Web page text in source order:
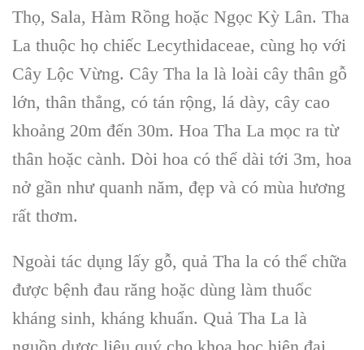
Thọ, Sala, Hàm Rồng hoặc Ngọc Kỳ Lân. Tha
La thuộc họ chiếc Lecythidaceae, cùng họ với
Cây Lộc Vừng. Cây Tha la là loài cây thân gỗ
lớn, thân thẳng, có tán rộng, lá dày, cây cao
khoảng 20m đến 30m. Hoa Tha La mọc ra từ
thân hoặc cành. Dòi hoa có thể dài tới 3m, hoa
nở gần như quanh năm, đẹp và có mùa hương
rất thơm.
Ngoài tác dụng lấy gỗ, quả Tha la có thể chữa
được bệnh đau răng hoặc dùng làm thuốc
kháng sinh, kháng khuẩn. Quả Tha La là